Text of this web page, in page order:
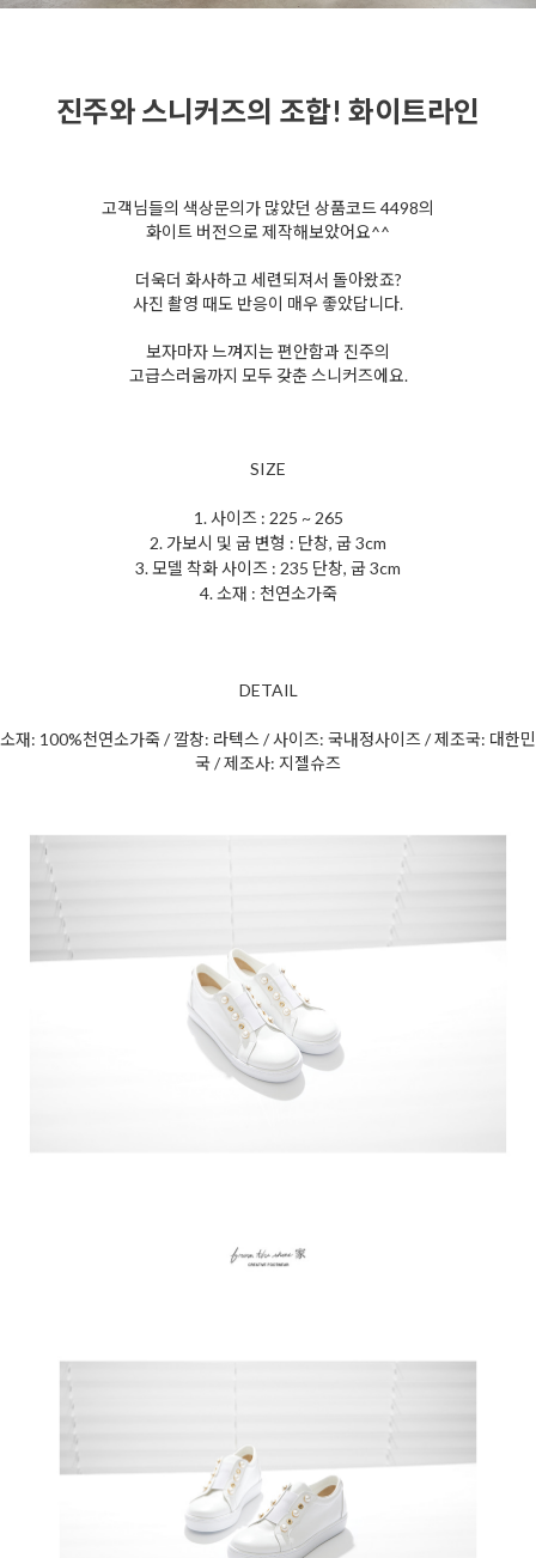
진주와 스니커즈의 조합! 화이트라인
고객님들의 색상문의가 많았던 상품코드 4498의
화이트 버전으로 제작해보았어요^^
더욱더 화사하고 세련되져서 돌아왔죠?
사진 촬영 때도 반응이 매우 좋았답니다.
보자마자 느껴지는 편안함과 진주의
고급스러움까지 모두 갖춘 스니커즈에요.
SIZE
1. 사이즈 : 225 ~ 265
2. 가보시 및 굽 변형 : 단창, 굽 3cm
3. 모델 착화 사이즈 : 235 단창, 굽 3cm
4. 소재 : 천연소가죽
DETAIL
소재: 100%천연소가죽 / 깔창: 라텍스 / 사이즈: 국내정사이즈 / 제조국: 대한민
국 / 제조사: 지젤슈즈